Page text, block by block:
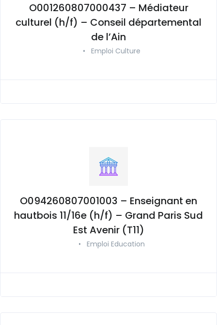
O001260807000437 – Médiateur
culturel (h/f) – Conseil départemental
de l’Ain
• Emploi Culture
O094260807001003 – Enseignant en
hautbois 11/16e (h/f) – Grand Paris Sud
Est Avenir (T11)
• Emploi Education